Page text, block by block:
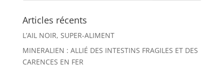
Articles récents
L’AIL NOIR, SUPER-ALIMENT
MINERALIEN : ALLIÉ DES INTESTINS FRAGILES ET DES
CARENCES EN FER